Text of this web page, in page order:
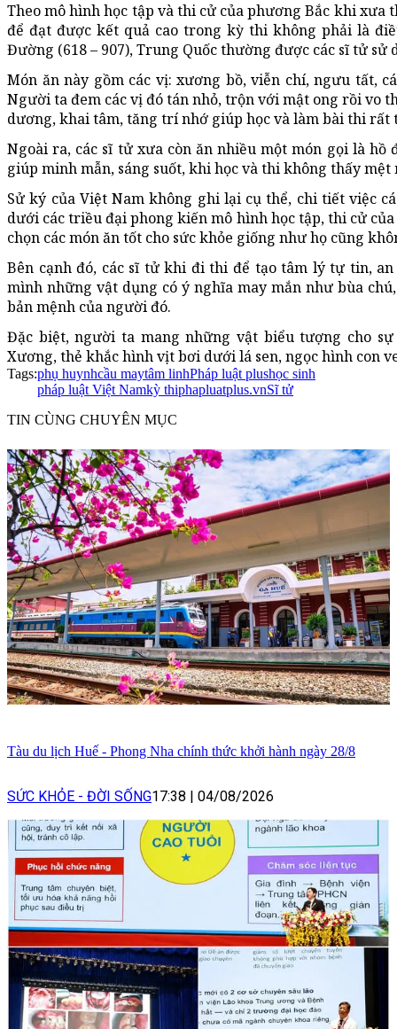
Theo mô hình học tập và thi cử của phương Bắc khi xưa
để đạt được kết quả cao trong kỳ thi không phải là
Đường (618 – 907), Trung Quốc thường được các sĩ tử sử
Món ăn này gồm các vị: xương bồ, viễn chí, ngưu tất,
Người ta đem các vị đó tán nhỏ, trộn với mật ong rồi vo
dương, khai tâm, tăng trí nhớ giúp học và làm bài thi rất
Ngoài ra, các sĩ tử xưa còn ăn nhiều một món gọi là
giúp minh mẫn, sáng suốt, khi học và thi không thấy
Sử ký của Việt Nam không ghi lại cụ thể, chi tiết việc
dưới các triều đại phong kiến mô hình học tập, thi cử
chọn các món ăn tốt cho sức khỏe giống như họ cũng
Bên cạnh đó, các sĩ tử khi đi thi để tạo tâm lý tự tin,
mình những vật dụng có ý nghĩa may mắn như bùa
bản mệnh của người đó.
Đặc biệt, người ta mang những vật biểu tượng cho
Xương, thẻ khắc hình vịt bơi dưới lá sen, ngọc hình con
Tags:phụ huynhcầu maytâm linhPháp luật plushọc sinh
pháp luật Việt Namkỳ thiphapluatplus.vnSĩ tử
TIN CÙNG CHUYÊN MỤC
Tàu du lịch Huế - Phong Nha chính thức khởi hành ngày 28/8
SỨC KHỎE - ĐỜI SỐNG17:38 04/08/2026